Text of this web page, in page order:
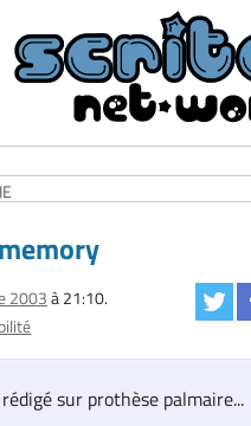
2003à 21:10.
sur prothèse palmaire...